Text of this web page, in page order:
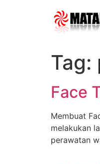
Tag:
Face
Membuat
melakukan
perawatan